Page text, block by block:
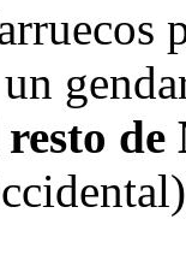
un
resto